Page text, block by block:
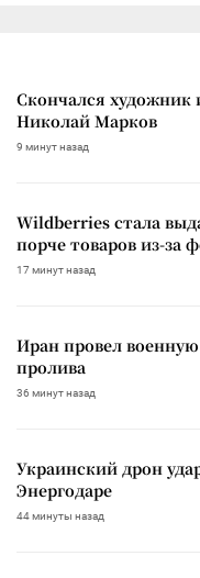
Скончался
Николай Марков
9 минут назад
Wildberries стала
порче товаров из-за
17 минут назад
Иран провел
пролива
36 минут назад
Украинский дрон
Энергодаре
44 минуты назад